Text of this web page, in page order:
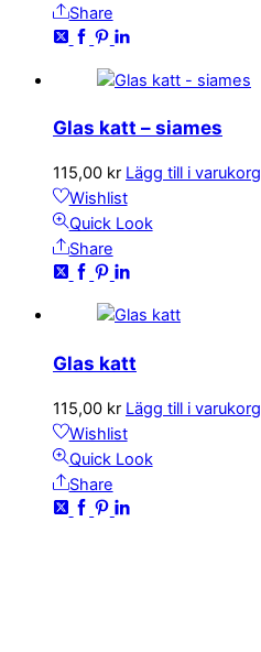
Share
Glas katt – siames
115,00 kr Lägg till i varukorg
Wishlist
Quick Look
Share
Glas katt
115,00 kr Lägg till i varukorg
Wishlist
Quick Look
Share